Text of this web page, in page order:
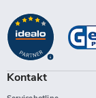
auf
Facebook
auf
Kontakt